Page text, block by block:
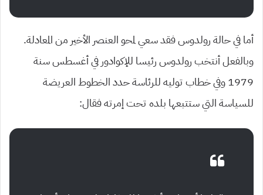
أما في حالة رولدوس فقد سعي لمحو العنصر الأخير من المعادلة.
وبالفعل أنتخب رولدوس رئيسا للإكوادور في أغسطس سنة
1979 وفي خطاب توليه للرئاسة حدد الخطوط العريضة
للسياسة التي ستتبعها بلده تحت إمرته فقال: